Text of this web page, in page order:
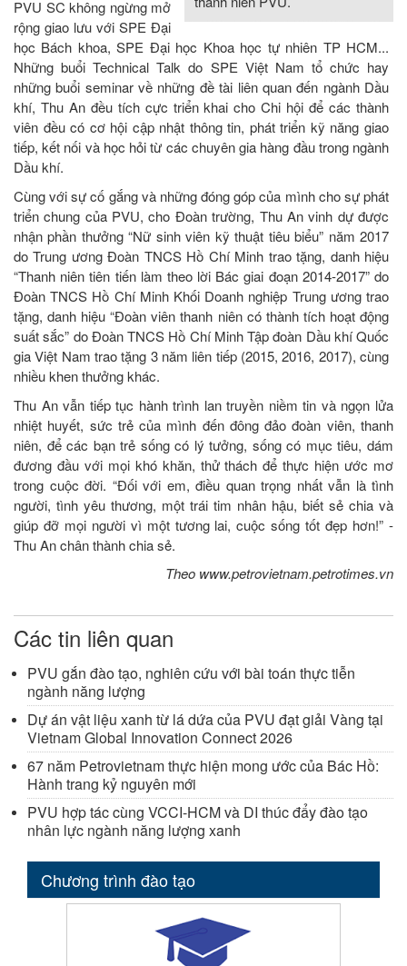
PVU SC không ngừng mở
rộng giao lưu với SPE Đại
học Bách khoa, SPE Đại học Khoa học tự nhiên TP HCM...
Những buổi Technical Talk do SPE Việt Nam tổ chức hay
những buổi seminar về những đề tài liên quan đến ngành Dầu
khí, Thu An đều tích cực triển khai cho Chi hội để các thành
viên đều có cơ hội cập nhật thông tin, phát triển kỹ năng giao
tiếp, kết nối và học hỏi từ các chuyên gia hàng đầu trong ngành
Dầu khí.
Cùng với sự cố gắng và những đóng góp của mình cho sự phát
triển chung của PVU, cho Đoàn trường, Thu An vinh dự được
nhận phần thưởng “Nữ sinh viên kỹ thuật tiêu biểu” năm 2017
do Trung ương Đoàn TNCS Hồ Chí Minh trao tặng, danh hiệu
“Thanh niên tiên tiến làm theo lời Bác giai đoạn 2014-2017” do
Đoàn TNCS Hồ Chí Minh Khối Doanh nghiệp Trung ương trao
tặng, danh hiệu “Đoàn viên thanh niên có thành tích hoạt động
suất sắc” do Đoàn TNCS Hồ Chí Minh Tập đoàn Dầu khí Quốc
gia Việt Nam trao tặng 3 năm liên tiếp (2015, 2016, 2017), cùng
nhiều khen thưởng khác.
Thu An vẫn tiếp tục hành trình lan truyền niềm tin và ngọn lửa
nhiệt huyết, sức trẻ của mình đến đông đảo đoàn viên, thanh
niên, để các bạn trẻ sống có lý tưởng, sống có mục tiêu, dám
đương đầu với mọi khó khăn, thử thách để thực hiện ước mơ
trong cuộc đời. “Đối với em, điều quan trọng nhất vẫn là tình
người, tình yêu thương, một trái tim nhân hậu, biết sẻ chia và
giúp đỡ mọi người vì một tương lai, cuộc sống tốt đẹp hơn!” -
Thu An chân thành chia sẻ.
Theo www.petrovietnam.petrotimes.vn
Các tin liên quan
PVU gắn đào tạo, nghiên cứu với bài toán thực tiễn
ngành năng lượng
Dự án vật liệu xanh từ lá dứa của PVU đạt giải Vàng tại
Vietnam Global Innovation Connect 2026
67 năm Petrovietnam thực hiện mong ước của Bác Hồ:
Hành trang kỷ nguyên mới
PVU hợp tác cùng VCCI-HCM và DI thúc đẩy đào tạo
nhân lực ngành năng lượng xanh
Chương trình đào tạo